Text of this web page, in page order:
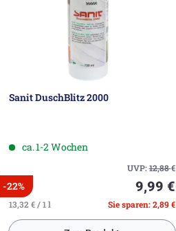
Sanit DuschBlitz 2000
ca. 1-2 Wochen
UVP:12,88€
-22% 9,99 €
13,32 € / 1 l Sie sparen: 2,89 €